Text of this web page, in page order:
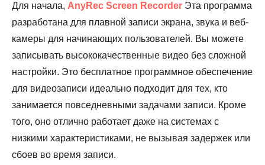
Для начала, AnyRec Screen Recorder Эта программа
разработана для плавной записи экрана, звука и веб-
камеры для начинающих пользователей. Вы можете
записывать высококачественные видео без сложной
настройки. Это бесплатное программное обеспечение
для видеозаписи идеально подходит для тех, кто
занимается повседневными задачами записи. Кроме
того, оно отлично работает даже на системах с
низкими характеристиками, не вызывая задержек или
сбоев во время записи.